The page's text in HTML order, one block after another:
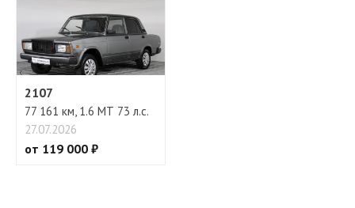
2107
77 161 км, 1.6 МТ 73 л.с.
27.07.2026
от 119 000 ₽